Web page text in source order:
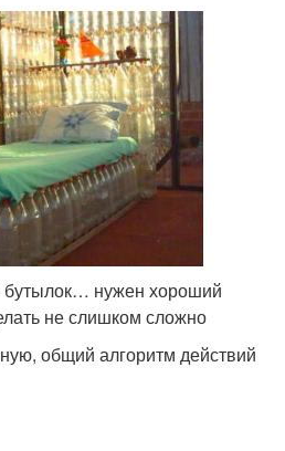
бутылок… нужен хороший
не слишком сложно
общий алгоритм действий